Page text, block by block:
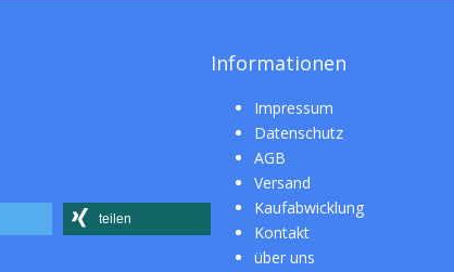
teilen
Informationen
Impressum
Datenschutz
AGB
Versand
Kaufabwicklung
Kontakt
über uns